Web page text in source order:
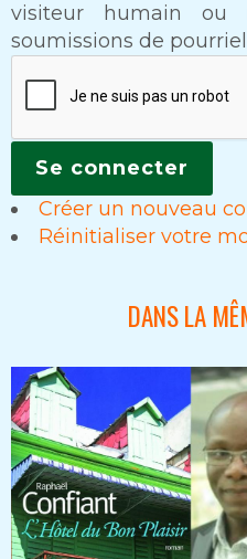
visiteur humain ou
soumissions de
Créer un nouveau
Réinitialiser votre
DANS LA